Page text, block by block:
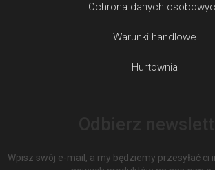
Ochrona danych
Warunki handlowe
Hurtownia
Wpisz swój e-mail, a my będziemy przesyłać